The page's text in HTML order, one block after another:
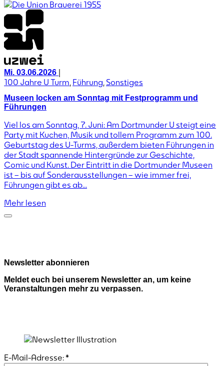
Mi. 03.06.2026 |
100 Jahre U Turm, Führung, Sonstiges
Museen locken am Sonntag mit Festprogramm und
Führungen
Viel los am Sonntag, 7. Juni: Am Dortmunder U steigt eine
Party mit Kuchen, Musik und tollem Programm zum 100.
Geburtstag des U-Turms, außerdem bieten Führungen in
der Stadt spannende Hintergründe zur Geschichte,
Comic und Kunst. Der Eintritt in die Dortmunder Museen
ist – bis auf Sonderausstellungen – wie immer frei,
Führungen gibt es ab...
Mehr lesen
Newsletter abonnieren
Meldet euch bei unserem Newsletter an, um keine
Veranstaltungen mehr zu verpassen.
E-Mail-Adresse:*